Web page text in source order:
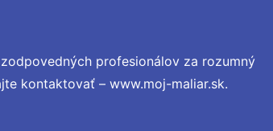
profesionálov za rozumný
kontaktovať – www.moj-maliar.sk.